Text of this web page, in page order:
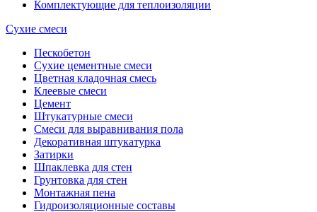
Комплектующие для теплоизоляции
Сухие смеси
Пескобетон
Сухие цементные смеси
Цветная кладочная смесь
Клеевые смеси
Цемент
Штукатурные смеси
Смеси для выравнивания пола
Декоративная штукатурка
Затирки
Шпаклевка для стен
Грунтовка для стен
Монтажная пена
Гидроизоляционные составы